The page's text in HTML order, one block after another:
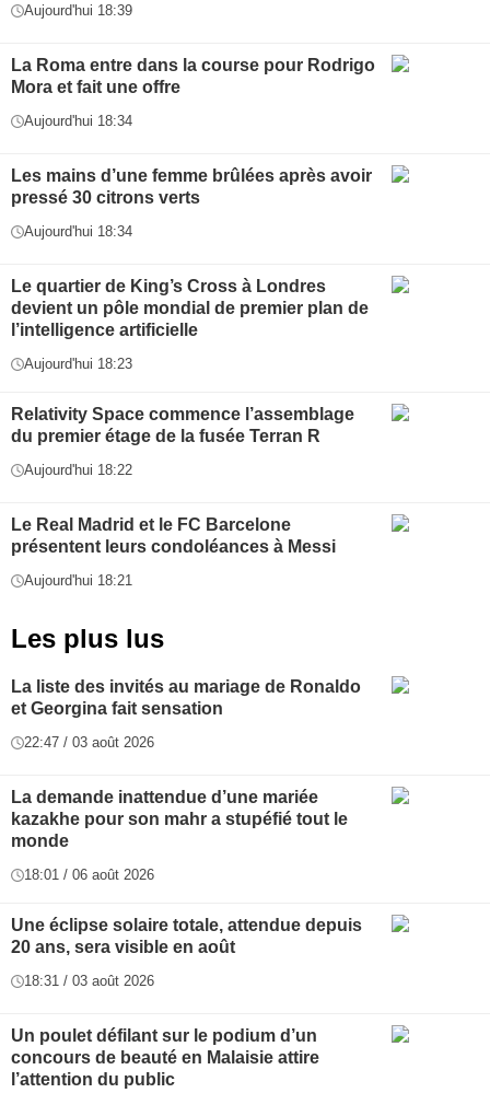
Aujourd'hui 18:39
La Roma entre dans la course pour Rodrigo
Mora et fait une offre
Aujourd'hui 18:34
Les mains d’une femme brûlées après avoir
pressé 30 citrons verts
Aujourd'hui 18:34
Le quartier de King’s Cross à Londres
devient un pôle mondial de premier plan de
l’intelligence artificielle
Aujourd'hui 18:23
Relativity Space commence l’assemblage
du premier étage de la fusée Terran R
Aujourd'hui 18:22
Le Real Madrid et le FC Barcelone
présentent leurs condoléances à Messi
Aujourd'hui 18:21
Les plus lus
La liste des invités au mariage de Ronaldo
et Georgina fait sensation
22:47 / 03 août 2026
La demande inattendue d’une mariée
kazakhe pour son mahr a stupéfié tout le
monde
18:01 / 06 août 2026
Une éclipse solaire totale, attendue depuis
20 ans, sera visible en août
18:31 / 03 août 2026
Un poulet défilant sur le podium d’un
concours de beauté en Malaisie attire
l’attention du public